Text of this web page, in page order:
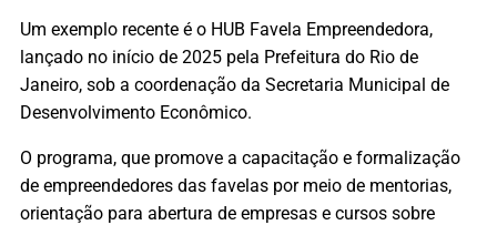
Um exemplo recente é o HUB Favela Empreendedora,
lançado no início de 2025 pela Prefeitura do Rio de
Janeiro, sob a coordenação da Secretaria Municipal de
Desenvolvimento Econômico.
O programa, que promove a capacitação e formalização
de empreendedores das favelas por meio de mentorias,
orientação para abertura de empresas e cursos sobre